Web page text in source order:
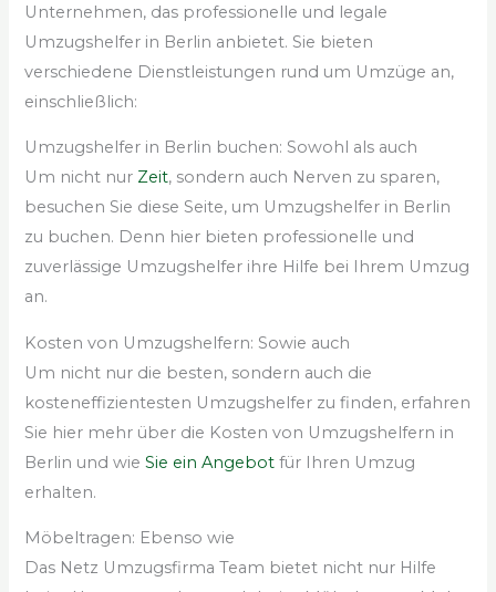
Unternehmen, das professionelle und legale
Umzugshelfer in Berlin anbietet. Sie bieten
verschiedene Dienstleistungen rund um Umzüge an,
einschließlich:
Umzugshelfer in Berlin buchen: Sowohl als auch
Um nicht nur Zeit, sondern auch Nerven zu sparen,
besuchen Sie diese Seite, um Umzugshelfer in Berlin
zu buchen. Denn hier bieten professionelle und
zuverlässige Umzugshelfer ihre Hilfe bei Ihrem Umzug
an.
Kosten von Umzugshelfern: Sowie auch
Um nicht nur die besten, sondern auch die
kosteneffizientesten Umzugshelfer zu finden, erfahren
Sie hier mehr über die Kosten von Umzugshelfern in
Berlin und wie Sie ein Angebot für Ihren Umzug
erhalten.
Möbeltragen: Ebenso wie
Das Netz Umzugsfirma Team bietet nicht nur Hilfe